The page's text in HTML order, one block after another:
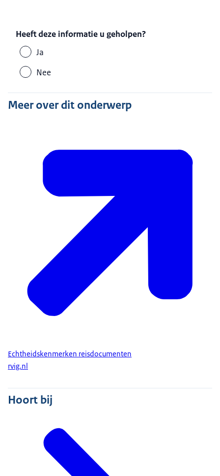
Heeft deze informatie u geholpen?
Ja
Nee
Meer over dit onderwerp
Echtheidskenmerken reisdocumenten
rvig.nl
Hoort bij